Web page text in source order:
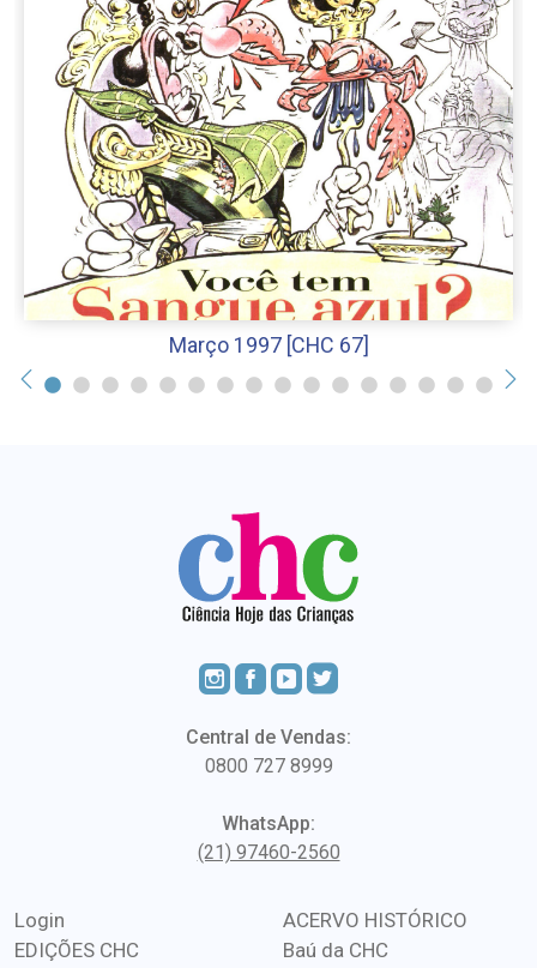
Março 1997 [CHC 67]
Central de Vendas:
0800 727 8999
WhatsApp:
(21) 97460-2560
Login
EDIÇÕES CHC
ACERVO HISTÓRICO
Baú da CHC